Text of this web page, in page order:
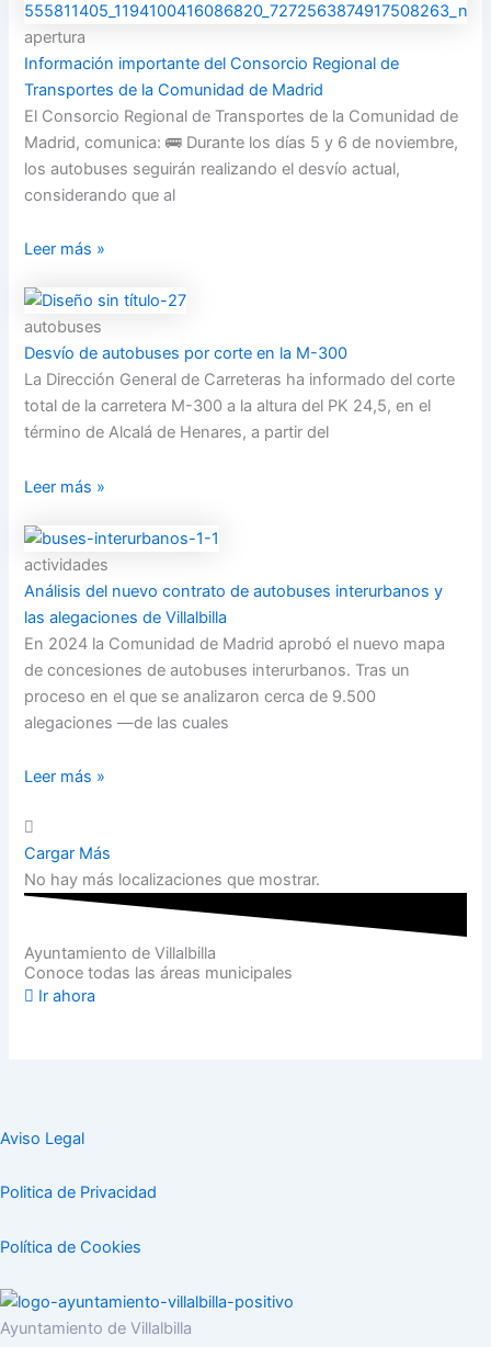
apertura
Información importante del Consorcio Regional de
Transportes de la Comunidad de Madrid
El Consorcio Regional de Transportes de la Comunidad de
Madrid, comunica: 🚌 Durante los días 5 y 6 de noviembre,
los autobuses seguirán realizando el desvío actual,
considerando que al
Leer más »
autobuses
Desvío de autobuses por corte en la M-300
La Dirección General de Carreteras ha informado del corte
total de la carretera M-300 a la altura del PK 24,5, en el
término de Alcalá de Henares, a partir del
Leer más »
actividades
Análisis del nuevo contrato de autobuses interurbanos y
las alegaciones de Villalbilla
En 2024 la Comunidad de Madrid aprobó el nuevo mapa
de concesiones de autobuses interurbanos. Tras un
proceso en el que se analizaron cerca de 9.500
alegaciones —de las cuales
Leer más »
Cargar Más
No hay más localizaciones que mostrar.
Ayuntamiento de Villalbilla
Conoce todas las áreas municipales
Ir ahora
Aviso Legal
Politica de Privacidad
Política de Cookies
Ayuntamiento de Villalbilla